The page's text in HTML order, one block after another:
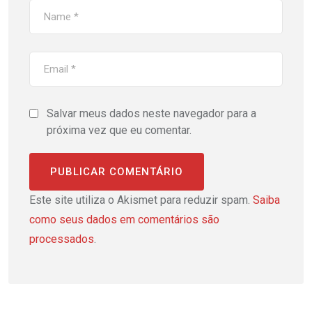
Salvar meus dados neste navegador para a
próxima vez que eu comentar.
Este site utiliza o Akismet para reduzir spam. Saiba
como seus dados em comentários são
processados.